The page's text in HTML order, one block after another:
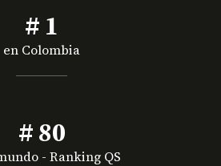
# 1
en Colombia
# 80
- Ranking QS